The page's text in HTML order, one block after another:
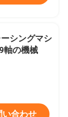
シングマシ
軸の機械
い合わせ